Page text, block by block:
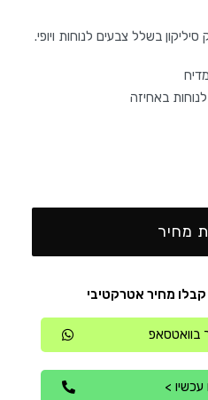
באחיזה
מחיר
בוואטסאפ
>